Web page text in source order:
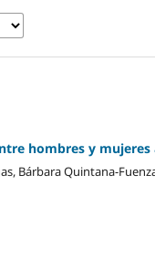
hombres y
Bárbara Quintana-